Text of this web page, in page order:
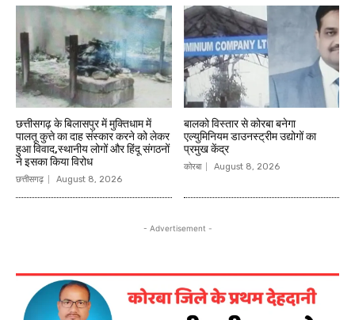
छत्तीसगढ़ के बिलासपुर में मुक्तिधाम में
पालतू कुत्ते का दाह संस्कार करने को लेकर
हुआ विवाद,स्थानीय लोगों और हिंदू संगठनों
ने इसका किया विरोध
छत्तीसगढ़ August 8, 2026
बालको विस्तार से कोरबा बनेगा
एल्युमिनियम डाउनस्ट्रीम उद्योगों का
प्रमुख केंद्र
कोरबा August 8, 2026
- Advertisement -